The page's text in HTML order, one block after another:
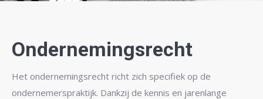
Ondernemingsrecht
Het ondernemingsrecht richt zich specifiek op de
ondernemerspraktijk. Dankzij de kennis en jarenlange